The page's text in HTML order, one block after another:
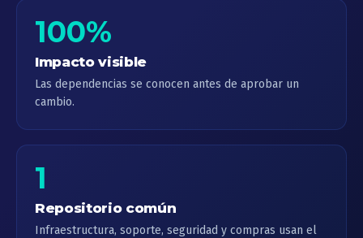
100%
Impacto visible
Las dependencias se conocen antes de aprobar un
cambio.
1
Repositorio común
Infraestructura, soporte, seguridad y compras usan el